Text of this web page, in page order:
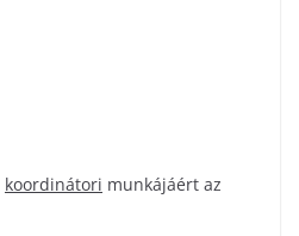
koordinátori munkájáért az